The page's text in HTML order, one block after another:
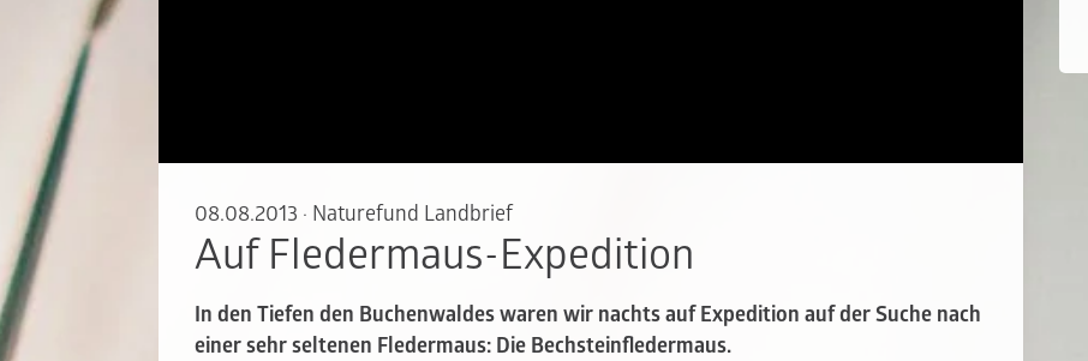
08.08.2013 · Naturefund Landbrief
Auf Fledermaus-Expedition
In den Tiefen den Buchenwaldes waren wir nachts auf Expedition auf der Suche nach
einer sehr seltenen Fledermaus: Die Bechsteinfledermaus.